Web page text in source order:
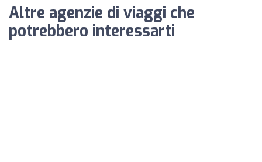
Altre agenzie di viaggi che
potrebbero interessarti